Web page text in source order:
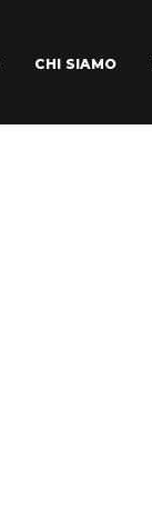
CHI SIAMO